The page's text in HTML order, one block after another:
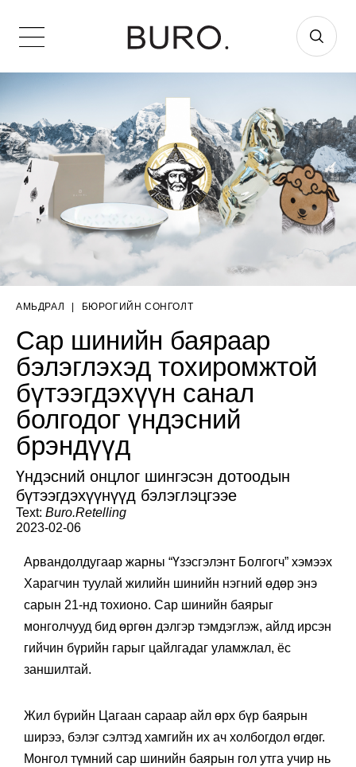
АМЬДРАЛ БЮРОГИЙН СОНГОЛТ
Сар шинийн баяраар
бэлэглэхэд тохиромжтой
бүтээгдэхүүн санал
болгодог үндэсний
брэндүүд
Үндэсний онцлог шингэсэн дотоодын
бүтээгдэхүүнүүд бэлэглэцгээе
Text: Buro.Retelling
2023-02-06
Арвандолдугаар жарны “Үзэсгэлэнт Болгогч” хэмээх
Харагчин туулай жилийн шинийн нэгний өдөр энэ
сарын 21-нд тохионо. Сар шинийн баярыг
монголчууд бид өргөн дэлгэр тэмдэглэж, айлд ирсэн
гийчин бүрийн гарыг цайлгадаг уламжлал, ёс
заншилтай.
Жил бүрийн Цагаан сараар айл өрх бүр баярын
ширээ, бэлэг сэлтэд хамгийн их ач холбогдол өгдөг.
Монгол түмний сар шинийн баярын гол утга учир нь